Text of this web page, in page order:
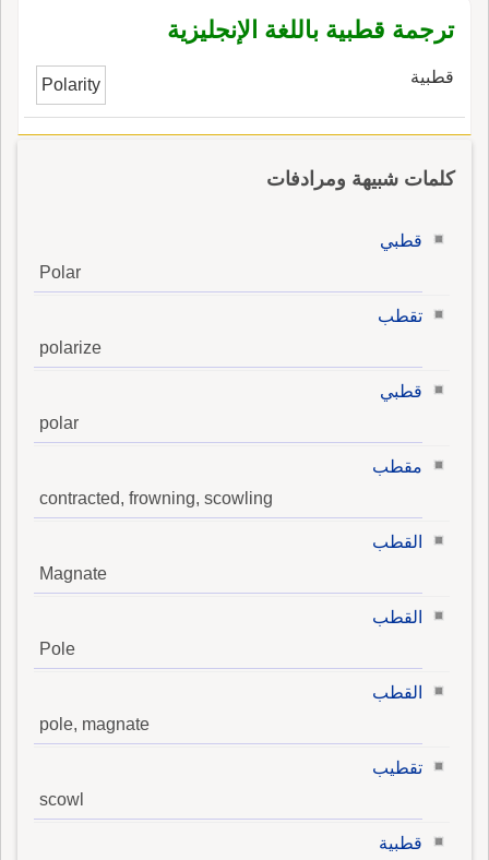
ترجمة قطبية باللغة الإنجليزية
قطبية Polarity
كلمات شبيهة ومرادفات
قطبي
Polar
تقطب
polarize
قطبي
polar
مقطب
contracted, frowning, scowling
القطب
Magnate
القطب
Pole
القطب
pole, magnate
تقطيب
scowl
قطبية